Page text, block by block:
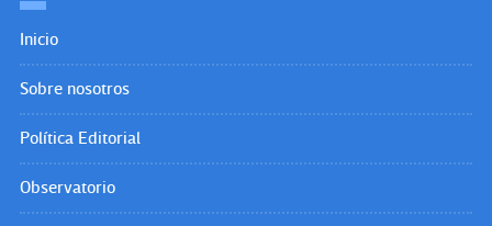
Inicio
Sobre nosotros
Política Editorial
Observatorio